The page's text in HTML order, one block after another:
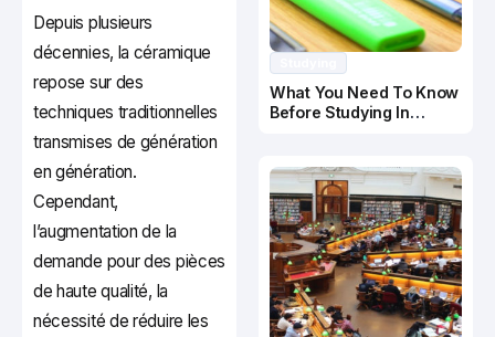
Depuis plusieurs
décennies, la céramique
repose sur des
techniques traditionnelles
transmises de génération
en génération.
Cependant,
l’augmentation de la
demande pour des pièces
de haute qualité, la
nécessité de réduire les
What You Need To Know
Before Studying In